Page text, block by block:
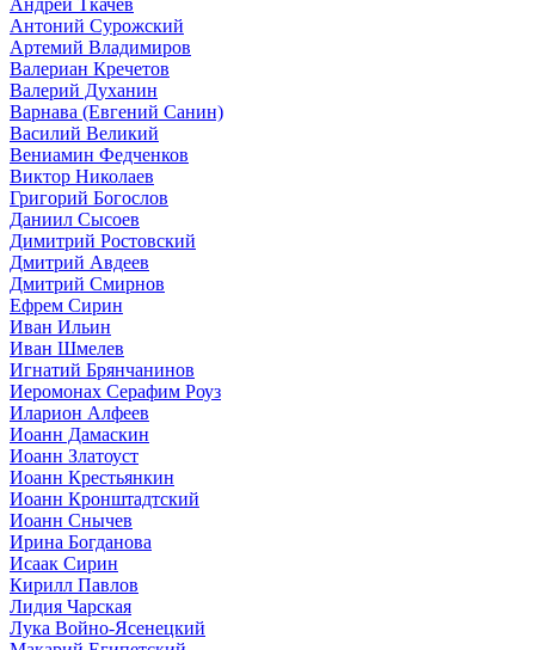
Антоний Сурожский
Артемий Владимиров
Валериан Кречетов
Валерий Духанин
Варнава (Евгений Санин)
Василий Великий
Вениамин Федченков
Виктор Николаев
Григорий Богослов
Даниил Сысоев
Димитрий Ростовский
Дмитрий Авдеев
Дмитрий Смирнов
Ефрем Сирин
Иван Ильин
Иван Шмелев
Игнатий Брянчанинов
Иеромонах Серафим Роуз
Иларион Алфеев
Иоанн Дамаскин
Иоанн Златоуст
Иоанн Крестьянкин
Иоанн Кронштадтский
Иоанн Снычев
Ирина Богданова
Исаак Сирин
Кирилл Павлов
Лидия Чарская
Лука Войно-Ясенецкий